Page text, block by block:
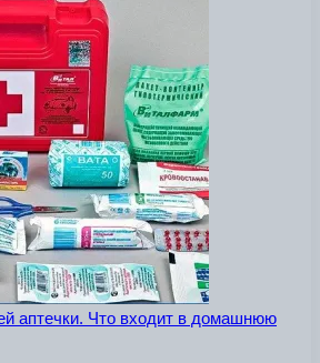
аптечки. Что входит в домашнюю